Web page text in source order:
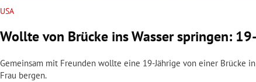
USA
Wollte von Brücke ins Wasser springen:
Gemeinsam mit Freunden wollte eine 19-Jährige von einer Brücke
Frau bergen.